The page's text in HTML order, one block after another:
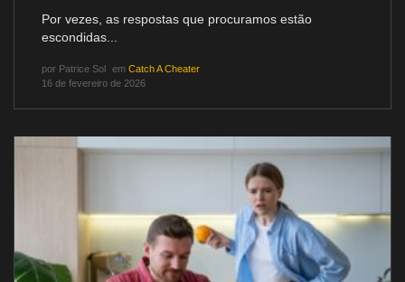
Por vezes, as respostas que procuramos estão
escondidas...
por Patrice Sol em Catch A Cheater
16 de fevereiro de 2026